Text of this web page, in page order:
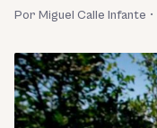
Por Miguel Calle Infante •